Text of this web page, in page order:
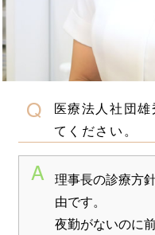
医療法人社団
てください。
理事長の診療方
由です。
夜勤がないのに